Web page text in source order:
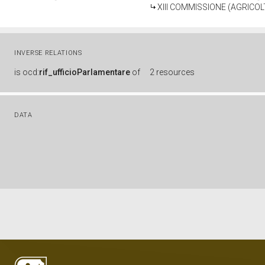
XIII COMMISSIONE
INVERSE RELATIONS
is ocd:rif_ufficioParlamentare of 2 resources
DATA